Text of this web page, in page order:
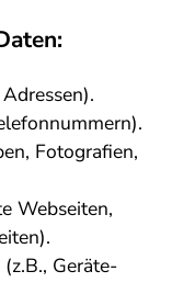
Fotografien,
Webseiten,
Geräte-